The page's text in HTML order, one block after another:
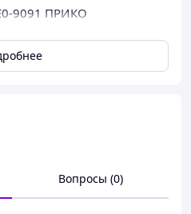
9091 ПРИКО
технологии и
цвета с эффектной
образы пирата,
изделия богато оформлена
выполненными в стиле
Вопросы (0)